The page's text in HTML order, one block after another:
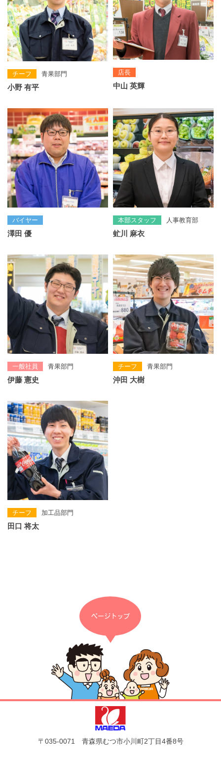
チーフ 青果部門
小野 有平
店長
中山 英輝
バイヤー
澤田 優
本部スタッフ 人事教育部
虻川 麻衣
一般社員 青果部門
伊藤 憲史
チーフ 青果部門
沖田 大樹
チーフ 加工品部門
田口 将太
ページトップ
〒035-0071 青森県むつ市小川町2丁目4番8号